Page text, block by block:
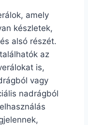
amely
készletek,
alsó részét.
az
is,
vagy
nadrágból